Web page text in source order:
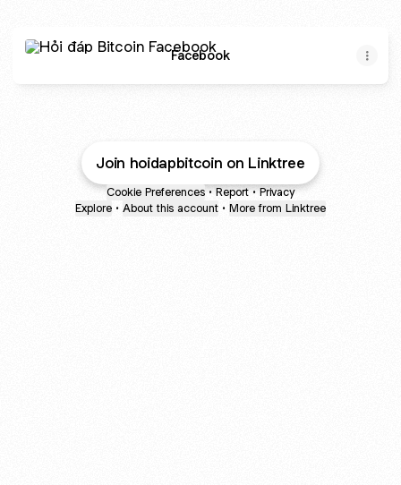
Facebook
Join hoidapbitcoin on Linktree
Cookie Preferences • Report • Privacy
Explore • About this account • More from Linktree